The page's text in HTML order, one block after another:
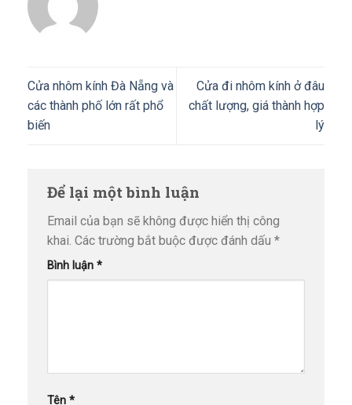
Cửa nhôm kính Đà Nẵng và
các thành phố lớn rất phổ
biến
Cửa đi nhôm kính ở đâu
chất lượng, giá thành hợp
lý
Để lại một bình luận
Email của bạn sẽ không được hiển thị công
khai. Các trường bắt buộc được đánh dấu *
Bình luận *
Tên *